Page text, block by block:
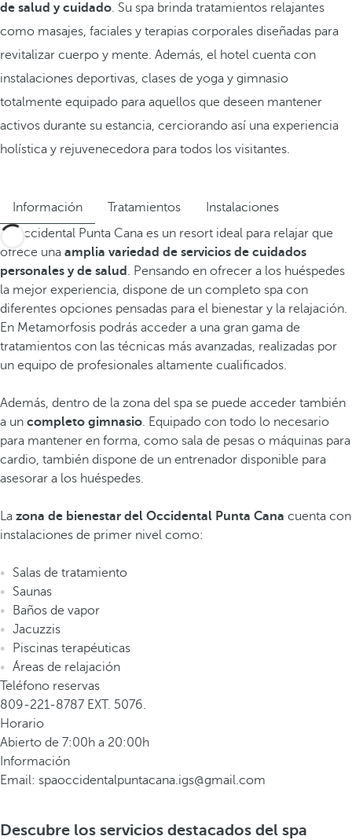
de salud y cuidado. Su spa brinda tratamientos relajantes
como masajes, faciales y terapias corporales diseñadas para
revitalizar cuerpo y mente. Además, el hotel cuenta con
instalaciones deportivas, clases de yoga y gimnasio
totalmente equipado para aquellos que deseen mantener
activos durante su estancia, cerciorando así una experiencia
holística y rejuvenecedora para todos los visitantes.
Información Tratamientos
Instalaciones
El Occidental Punta Cana es un resort ideal para relajar que
ofrece una amplia variedad de servicios de cuidados
personales y de salud . Pensando en ofrecer a los huéspedes
la mejor experiencia, dispone de un completo spa con
diferentes opciones pensadas para el bienestar y la relajación.
En Metamorfosis podrás acceder a una gran gama de
tratamientos con las técnicas más avanzadas, realizadas por
un equipo de profesionales altamente cualificados.
Además, dentro de la zona del spa se puede acceder también
a un completo gimnasio. Equipado con todo lo necesario
para mantener en forma, como sala de pesas o máquinas para
cardio, también dispone de un entrenador disponible para
asesorar a los huéspedes.
La zona de bienestar del Occidental Punta Cana cuenta con
instalaciones de primer nivel como:
Salas de tratamiento
Saunas
Baños de vapor
Jacuzzis
Piscinas terapéuticas
Áreas de relajación
Teléfono reservas
809-221-8787 EXT. 5076.
Horario
Abierto de 7:00h a 20:00h
Información
Email: spaoccidentalpuntacana.igs@gmail.com
Descubre los servicios destacados del spa